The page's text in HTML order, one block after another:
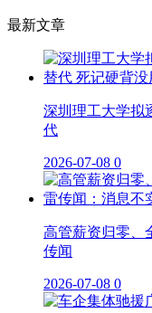
最新文章
深圳理工大学拟
代
2026-07-08 0
高管薪资归零、
传闻
2026-07-08 0